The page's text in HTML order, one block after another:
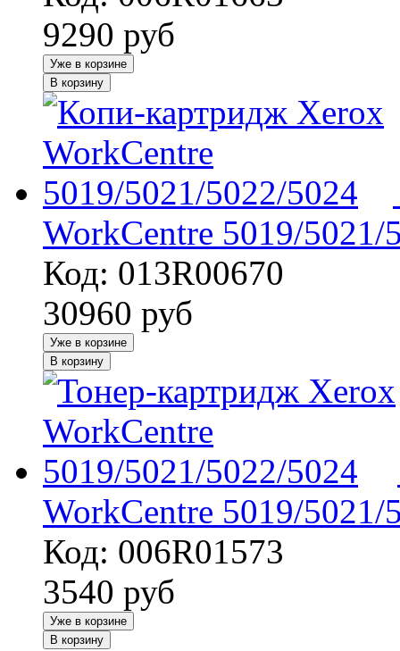
9290 руб
Уже в корзине
В корзину
WorkCentre 5019/5021/
Код: 013R00670
30960 руб
Уже в корзине
В корзину
WorkCentre 5019/5021/
Код: 006R01573
3540 руб
Уже в корзине
В корзину